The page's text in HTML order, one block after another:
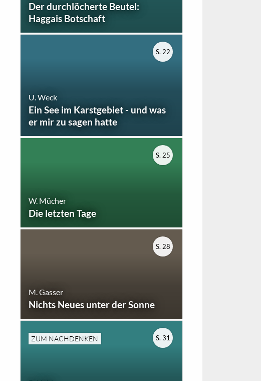
Der durchlöcherte Beutel:
Haggais Botschaft
U. Weck
Ein See im Karstgebiet - und was
er mir zu sagen hatte
S. 22
W. Mücher
Die letzten Tage
S. 25
M. Gasser
Nichts Neues unter der Sonne
S. 28
ZUM NACHDENKEN S. 31